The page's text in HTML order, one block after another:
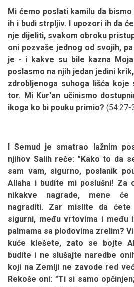
Mi ćemo poslati kamilu da
ih i budi strpljiv. I upozori ih da
nje dijeliti, svakom obroku
oni pozvaše jednog od svojih,
je - i kakve su bile kazna
poslasmo na njih jedan jedini
zdrobljenoga suhoga lišća koje
tor. Mi Kur'an učinismo
ikoga ko bi pouku primio? (54:27-
I Semud je smatrao lažnim
njihov Salih reče: "Kako to da
sam vam, sigurno, poslanik
Allaha i budite mi poslušni! Za
nikakve nagrade, mene će
nagraditi. Zar mislite da
sigurni, među vrtovima i među
palmama sa plodovima zrelim?
kuće klešete, zato se bojte
budite i ne slušajte naredbe
koji na Zemlji ne zavode red
Rekoše oni: "Ti si samo